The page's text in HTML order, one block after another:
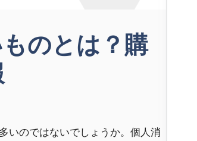
のとは？購
いのではないでしょうか。個人消